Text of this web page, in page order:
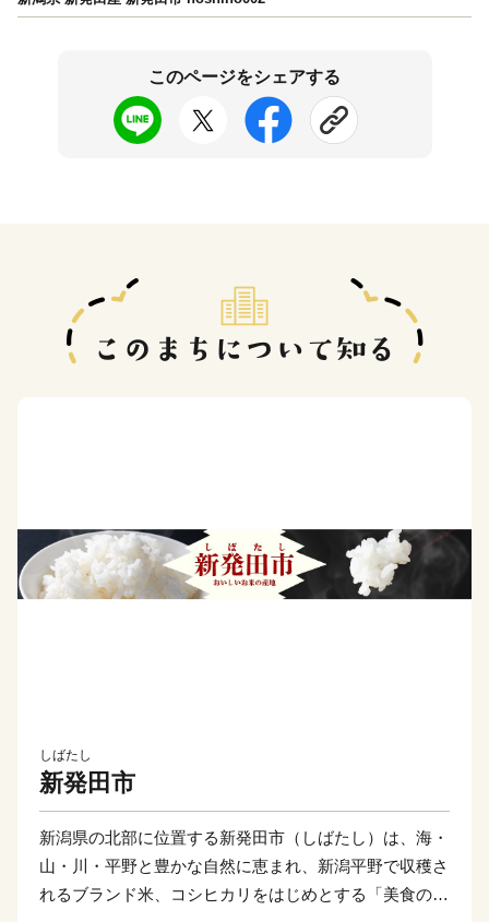
このページをシェアする
しばたし
新発田市
新潟県の北部に位置する新発田市（しばたし）は、海・
山・川・平野と豊かな自然に恵まれ、新潟平野で収穫さ
れるブランド米、コシヒカリをはじめとする「美食の